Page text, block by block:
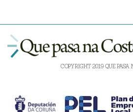
COPYRIGHT 2019 QUE PASA